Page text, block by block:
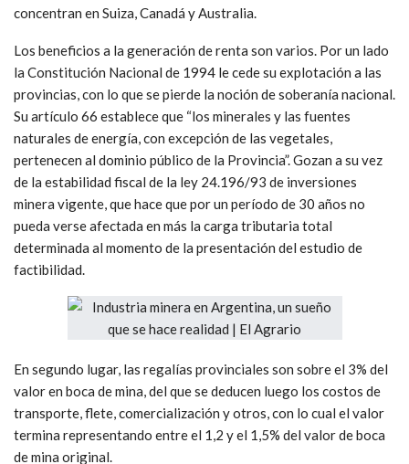
concentran en Suiza, Canadá y Australia.
Los beneficios a la generación de renta son varios. Por un lado
la Constitución Nacional de 1994 le cede su explotación a las
provincias, con lo que se pierde la noción de soberanía nacional.
Su artículo 66 establece que “los minerales y las fuentes
naturales de energía, con excepción de las vegetales,
pertenecen al dominio público de la Provincia”. Gozan a su vez
de la estabilidad fiscal de la ley 24.196/93 de inversiones
minera vigente, que hace que por un período de 30 años no
pueda verse afectada en más la carga tributaria total
determinada al momento de la presentación del estudio de
factibilidad.
En segundo lugar, las regalías provinciales son sobre el 3% del
valor en boca de mina, del que se deducen luego los costos de
transporte, flete, comercialización y otros, con lo cual el valor
termina representando entre el 1,2 y el 1,5% del valor de boca
de mina original.